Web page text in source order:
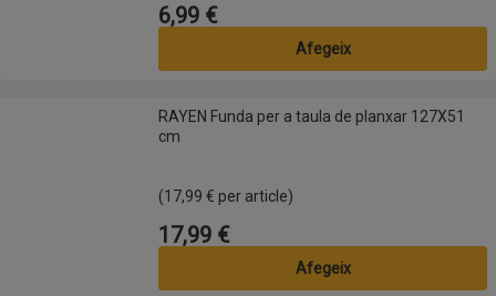
Preu
6,99 €
Afegeix
RAYEN Funda per a taula de planxar 127X51 cm
RAYEN Funda per a taula de planxar 127X51
cm
(17,99 € per article)
Preu
17,99 €
Afegeix